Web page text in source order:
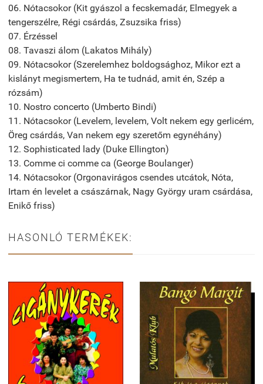
06. Nótacsokor (Kit gyászol a fecskemadár, Elmegyek a
tengerszélre, Régi csárdás, Zsuzsika friss)
07. Érzéssel
08. Tavaszi álom (Lakatos Mihály)
09. Nótacsokor (Szerelemhez boldogsághoz, Mikor ezt a
kislányt megismertem, Ha te tudnád, amit én, Szép a
rózsám)
10. Nostro concerto (Umberto Bindi)
11. Nótacsokor (Levelem, levelem, Volt nekem egy gerlicém,
Öreg csárdás, Van nekem egy szeretőm egynéhány)
12. Sophisticated lady (Duke Ellington)
13. Comme ci comme ca (George Boulanger)
14. Nótacsokor (Orgonavirágos csendes utcátok, Nóta,
Irtam én levelet a császárnak, Nagy György uram csárdása,
Enikő friss)
HASONLÓ TERMÉKEK: